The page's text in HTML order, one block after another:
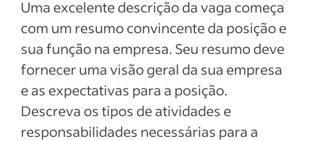
Uma excelente descrição da vaga começa
com um resumo convincente da posição e
sua função na empresa. Seu resumo deve
fornecer uma visão geral da sua empresa
e as expectativas para a posição.
Descreva os tipos de atividades e
responsabilidades necessárias para a